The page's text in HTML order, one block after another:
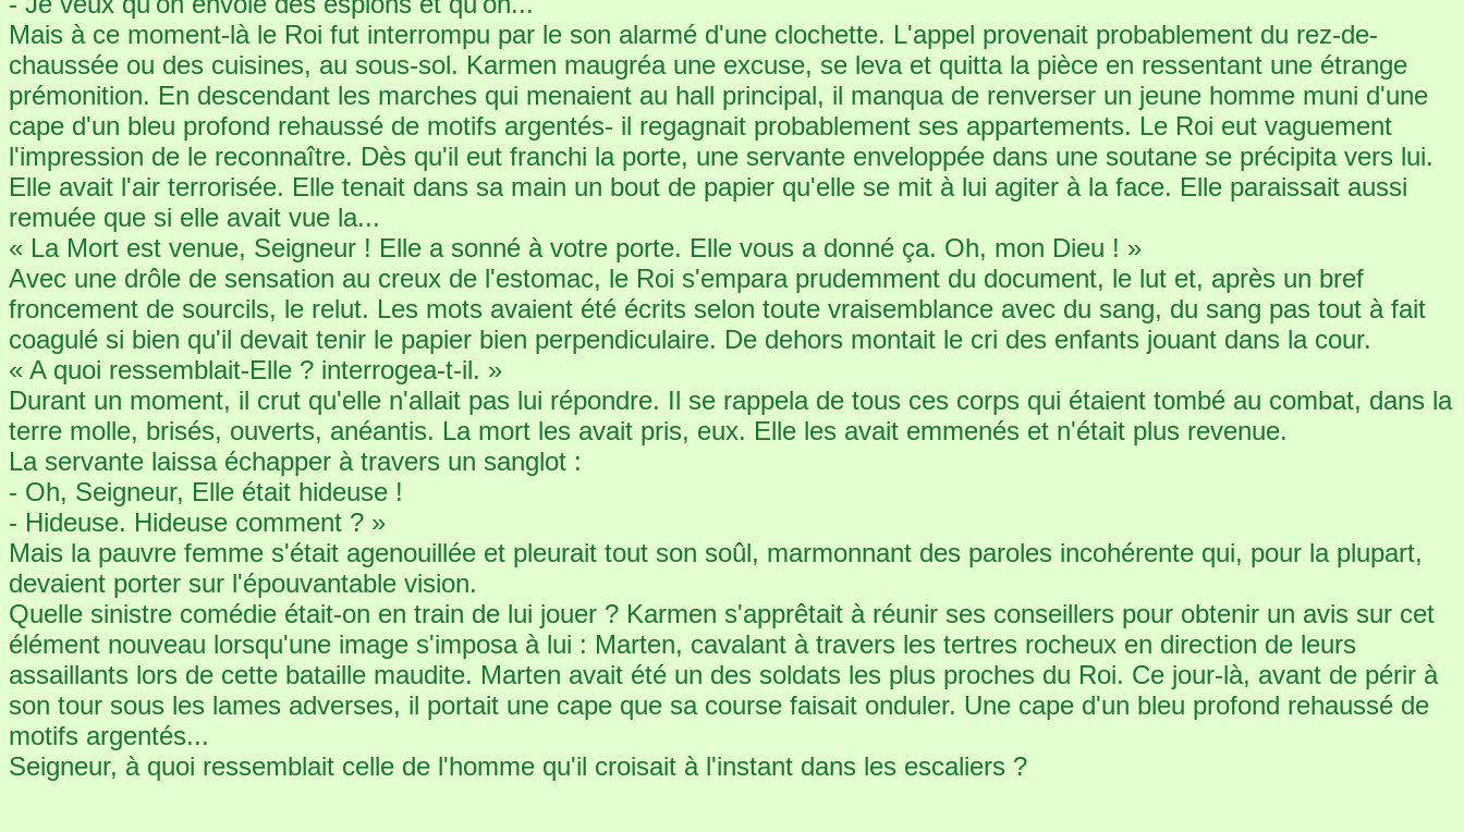
Mais à ce moment-là le Roi fut interrompu par le son alarmé d'une clochette. L'appel provenait probablement du rez-de-
chaussée ou des cuisines, au sous-sol. Karmen maugréa une excuse, se leva et quitta la pièce en ressentant une étrange
prémonition. En descendant les marches qui menaient au hall principal, il manqua de renverser un jeune homme muni d'une
cape d'un bleu profond rehaussé de motifs argentés- il regagnait probablement ses appartements. Le Roi eut vaguement
l'impression de le reconnaître. Dès qu'il eut franchi la porte, une servante enveloppée dans une soutane se précipita vers lui.
Elle avait l'air terrorisée. Elle tenait dans sa main un bout de papier qu'elle se mit à lui agiter à la face. Elle paraissait aussi
remuée que si elle avait vue la...
« La Mort est venue, Seigneur ! Elle a sonné à votre porte. Elle vous a donné ça. Oh, mon Dieu ! »
Avec une drôle de sensation au creux de l'estomac, le Roi s'empara prudemment du document, le lut et, après un bref
froncement de sourcils, le relut. Les mots avaient été écrits selon toute vraisemblance avec du sang, du sang pas tout à fait
coagulé si bien qu'il devait tenir le papier bien perpendiculaire. De dehors montait le cri des enfants jouant dans la cour.
« A quoi ressemblait-Elle ? interrogea-t-il. »
Durant un moment, il crut qu'elle n'allait pas lui répondre. Il se rappela de tous ces corps qui étaient tombé au combat, dans la
terre molle, brisés, ouverts, anéantis. La mort les avait pris, eux. Elle les avait emmenés et n'était plus revenue.
La servante laissa échapper à travers un sanglot :
- Oh, Seigneur, Elle était hideuse !
- Hideuse. Hideuse comment ? »
Mais la pauvre femme s'était agenouillée et pleurait tout son soûl, marmonnant des paroles incohérente qui, pour la plupart,
devaient porter sur l'épouvantable vision.
Quelle sinistre comédie était-on en train de lui jouer ? Karmen s'apprêtait à réunir ses conseillers pour obtenir un avis sur cet
élément nouveau lorsqu'une image s'imposa à lui : Marten, cavalant à travers les tertres rocheux en direction de leurs
assaillants lors de cette bataille maudite. Marten avait été un des soldats les plus proches du Roi. Ce jour-là, avant de périr à
son tour sous les lames adverses, il portait une cape que sa course faisait onduler. Une cape d'un bleu profond rehaussé de
motifs argentés...
Seigneur, à quoi ressemblait celle de l'homme qu'il croisait à l'instant dans les escaliers ?